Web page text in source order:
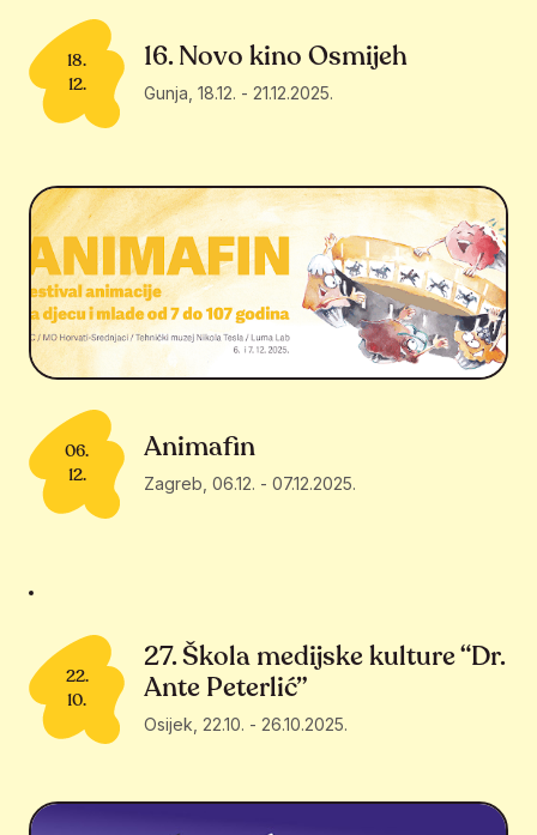
18.
12.
16. Novo kino Osmijeh
Gunja 18.12. - 21.12.2025.
06.
12.
Animafin
Zagreb, 06.12. - 07.12.2025.
22.
10.
27. Škola medijske kulture “Dr.
Ante Peterlić”
Osijek, 22.10. - 26.10.2025.